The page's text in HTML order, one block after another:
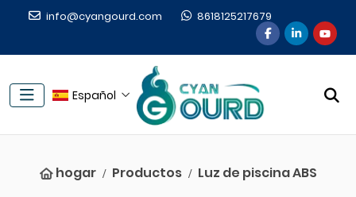
info@cyangourd.com 8618125217679
Español
hogar Productos Luz de piscina ABS